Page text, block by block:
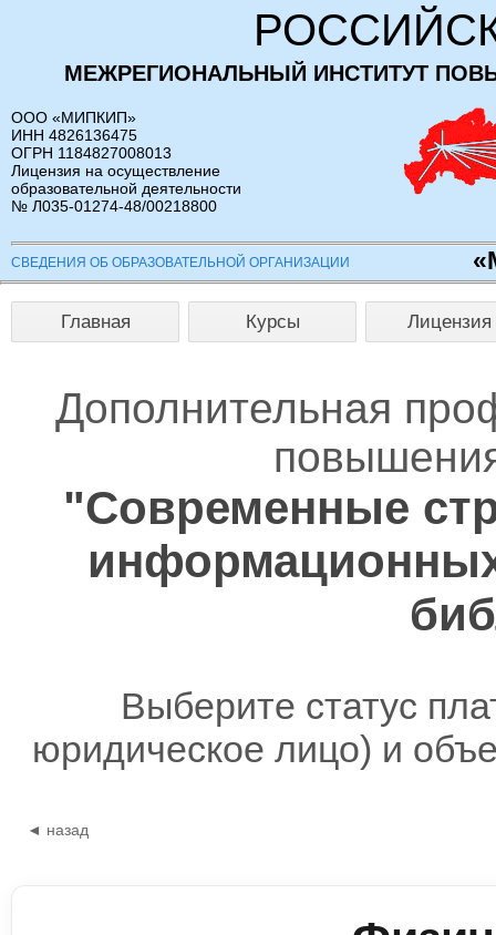
МЕЖРЕГИОНАЛЬНЫЙ ИНСТИТУТ
ООО «МИПКИП»
ИНН 4826136475
ОГРН 1184827008013
Лицензия на осуществление
образовательной деятельности
№ Л035-01274-48/00218800
СВЕДЕНИЯ ОБ ОБРАЗОВАТЕЛЬНОЙ ОРГАНИЗАЦИИ
Главная Курсы Лицензия
Дополнительная
"Современные
Выберите статус
юридическое лицо) и
◄ назад